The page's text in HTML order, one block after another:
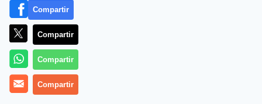
Compartir
Compartir
Compartir
Compartir